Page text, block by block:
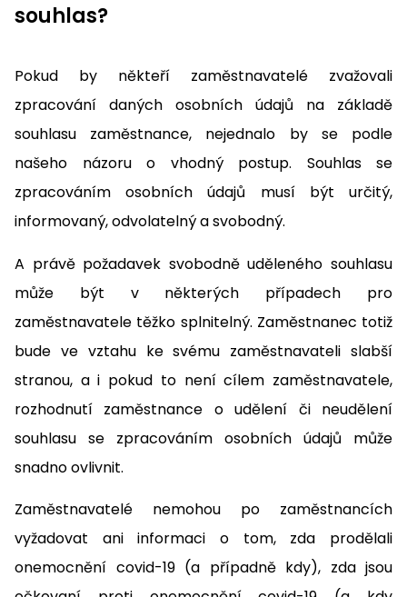
souhlas?
Pokud by někteří zaměstnavatelé zvažovali
zpracování daných osobních údajů na základě
souhlasu zaměstnance, nejednalo by se podle
našeho názoru o vhodný postup. Souhlas se
zpracováním osobních údajů musí být určitý,
informovaný, odvolatelný a svobodný.
A právě požadavek svobodně uděleného souhlasu
může být v některých případech pro
zaměstnavatele těžko splnitelný. Zaměstnanec totiž
bude ve vztahu ke svému zaměstnavateli slabší
stranou, a i pokud to není cílem zaměstnavatele,
rozhodnutí zaměstnance o udělení či neudělení
souhlasu se zpracováním osobních údajů může
snadno ovlivnit.
Zaměstnavatelé nemohou po zaměstnancích
vyžadovat ani informaci o tom, zda prodělali
onemocnění covid-19 (a případně kdy), zda jsou